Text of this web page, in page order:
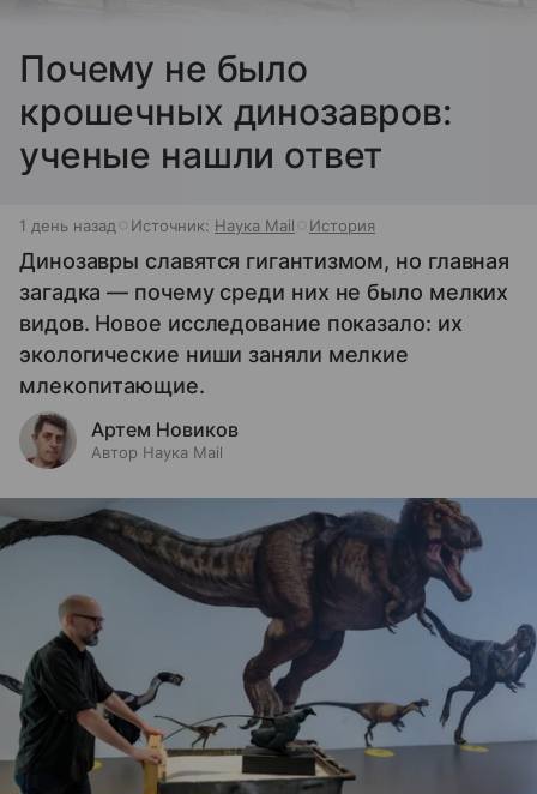
Почему не было
крошечных динозавров:
ученые нашли ответ
1 день назад Источник: Наука Mail История
Динозавры славятся гигантизмом, но главная
загадка — почему среди них не было мелких
видов. Новое исследование показало: их
экологические ниши заняли мелкие
млекопитающие.
Артем Новиков
Автор Наука Mail